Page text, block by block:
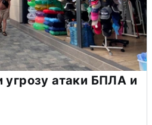
угрозу атаки БПЛА и